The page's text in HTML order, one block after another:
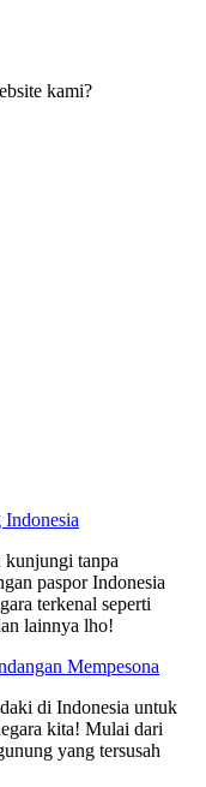
kami?
kunjungi tanpa
paspor Indonesia
terkenal seperti
lainnya lho!
Mempesona
di Indonesia untuk
kita! Mulai dari
yang tersusah